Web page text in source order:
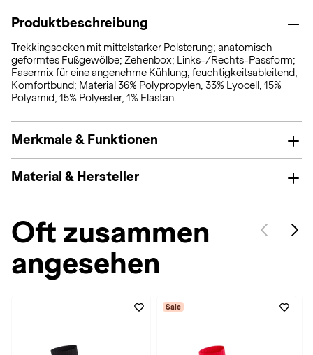
Produktbeschreibung
Trekkingsocken mit mittelstarker Polsterung; anatomisch
geformtes Fußgewölbe; Zehenbox; Links-/Rechts-Passform;
Fasermix für eine angenehme Kühlung; feuchtigkeitsableitend;
Komfortbund; Material 36% Polypropylen, 33% Lyocell, 15%
Polyamid, 15% Polyester, 1% Elastan.
Merkmale & Funktionen
Material & Hersteller
Oft zusammen
angesehen
Sale